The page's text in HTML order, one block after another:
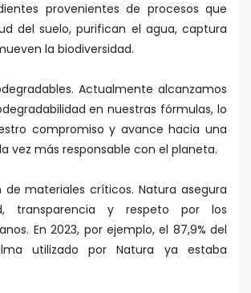
provenientes de procesos que
del suelo, purifican el agua, captura
la biodiversidad.
Actualmente alcanzamos
en nuestras fórmulas, lo
compromiso y avance hacia una
vez más responsable con el planeta.
materiales críticos. Natura asegura
transparencia y respeto por los
En 2023, por ejemplo, el 87,9% del
utilizado por Natura ya estaba